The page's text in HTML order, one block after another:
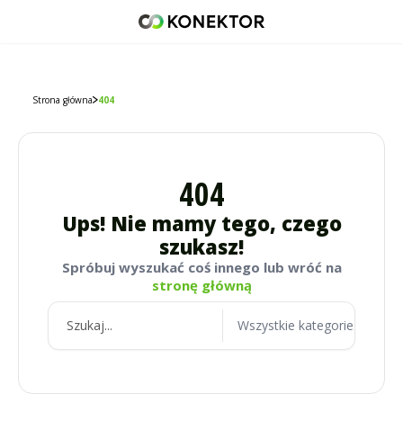
Strona główna 404
404
Ups! Nie mamy tego, czego
szukasz!
Spróbuj wyszukać coś innego lub wróć na
stronę główną